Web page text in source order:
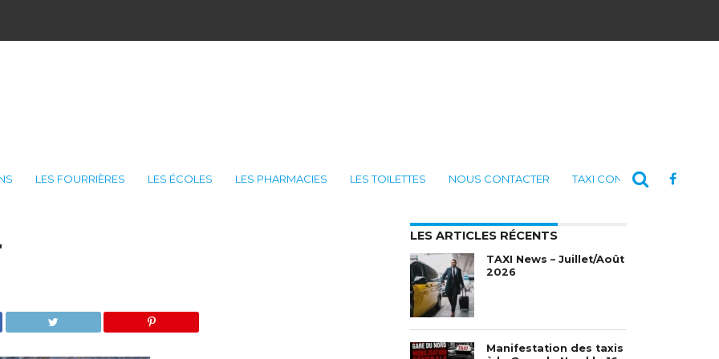
LES FOURRIÈRES LES ÉCOLES LES PHARMACIES LES TOILETTES NOUS CONTACTER TAXI CONSULTING
LES ARTICLES RÉCENTS
TAXI News – Juillet/Août
2026
Manifestation des taxis